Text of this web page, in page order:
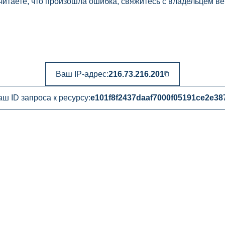
Ваш IP-адрес:216.73.216.201
ID запроса к ресурсу: